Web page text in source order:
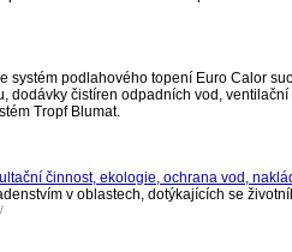
systém podlahového topení Euro Calor
dodávky čistíren odpadních vod,
Tropf Blumat.
činnost, ekologie, ochrana vod,
v oblastech, dotýkajících se